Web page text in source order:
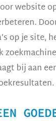
website
op je site,
bij aan